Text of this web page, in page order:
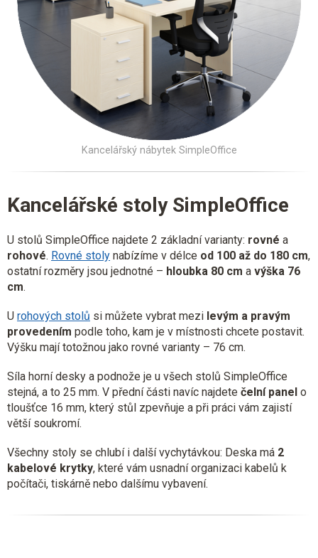
Kancelářský nábytek SimpleOffice
Kancelářské stoly SimpleOffice
U stolů SimpleOffice najdete 2 základní varianty: rovné a
rohové. Rovné stoly nabízíme v délce od 100 až do 180 cm,
ostatní rozměry jsou jednotné – hloubka 80 cm a výška 76
cm.
U rohových stolů si můžete vybrat mezi levým a pravým
provedením podle toho, kam je v místnosti chcete postavit.
Výšku mají totožnou jako rovné varianty – 76 cm.
Síla horní desky a podnože je u všech stolů SimpleOffice
stejná, a to 25 mm. V přední části navíc najdete čelní panel o
tloušťce 16 mm, který stůl zpevňuje a při práci vám zajistí
větší soukromí.
Všechny stoly se chlubí i další vychytávkou: Deska má 2
kabelové krytky, které vám usnadní organizaci kabelů k
počítači, tiskárně nebo dalšímu vybavení.